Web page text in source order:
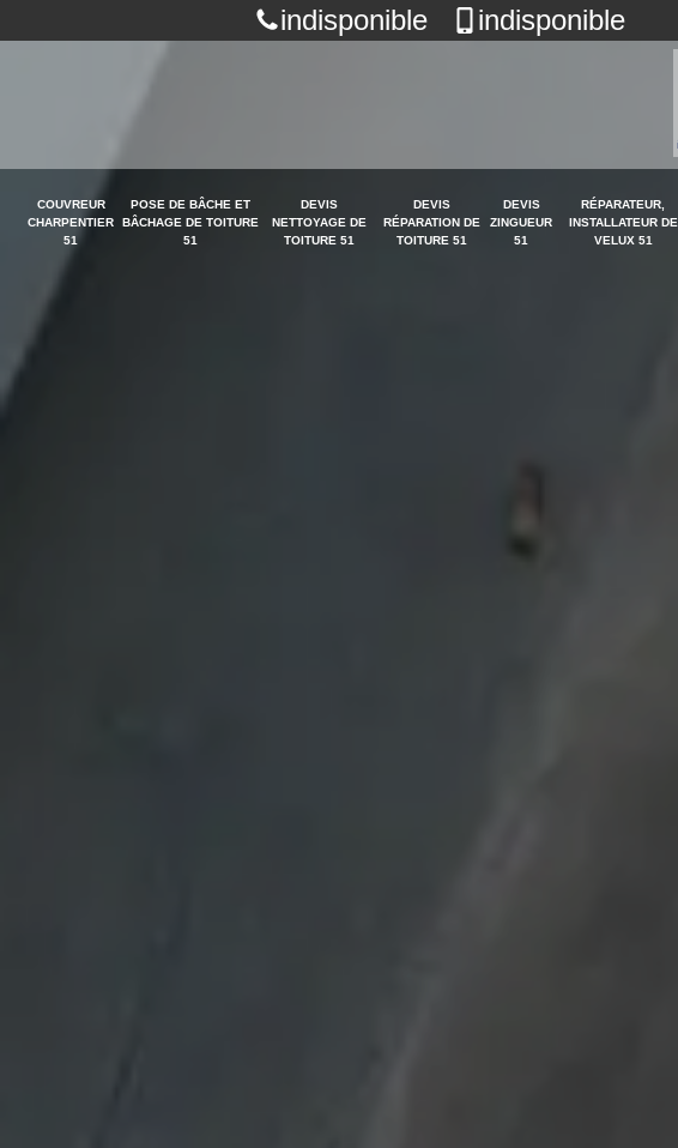
indisponible indisponible
COUVREUR
CHARPENTIER
51
POSE DE BÂCHE ET
BÂCHAGE DE TOITURE
51
DEVIS
NETTOYAGE DE
TOITURE 51
DEVIS
RÉPARATION DE
TOITURE 51
DEVIS
ZINGUEUR
51
RÉPARATEUR,
INSTALLATEUR DE
VELUX 51